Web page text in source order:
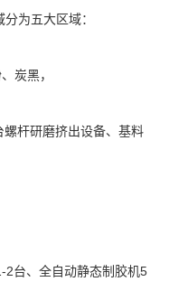
为五大区域：
炭黑，
杆研磨挤出设备、基料
2台、全自动静态制胶机5